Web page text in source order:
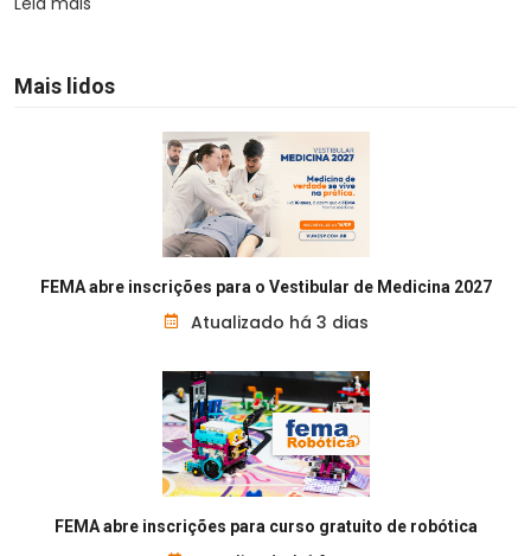
Mais lidos
FEMA abre inscrições para o Vestibular de Medicina 2027
Atualizado há 3 dias
FEMA abre inscrições para curso gratuito de robótica